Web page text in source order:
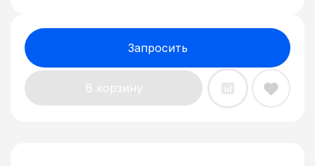
Запросить
В корзину